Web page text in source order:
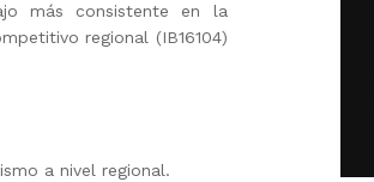
más consistente en la
regional (IB16104)
a nivel regional.